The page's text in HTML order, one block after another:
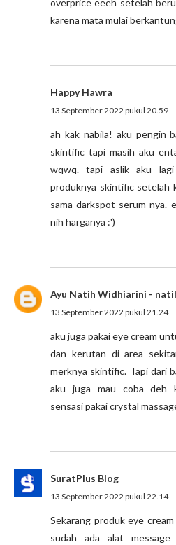
overprice eeeh setelah
karena mata mulai
Happy Hawra
13 September 2022 pukul 20.59
ah kak nabila! aku pengin
skintific tapi masih aku
wqwq. tapi aslik aku
produknya skintific setelah
sama darkspot serum-nya.
nih harganya :')
Ayu Natih Widhiarini -
13 September 2022 pukul 21.24
aku juga pakai eye cream
dan kerutan di area
merknya skintific. Tapi dari
aku juga mau coba deh
sensasi pakai crystal
SuratPlus Blog
13 September 2022 pukul 22.14
Sekarang produk eye
sudah ada alat